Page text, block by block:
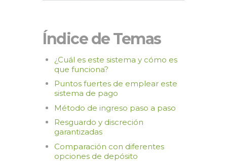
Índice de Temas
¿Cuál es este sistema y cómo es
que funciona?
Puntos fuertes de emplear este
sistema de pago
Método de ingreso paso a paso
Resguardo y discreción
garantizadas
Comparación con diferentes
opciones de depósito